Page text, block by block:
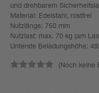
und drehbarem
Material: Edelstahl, rostfrei
Nutzlänge: 750 mm
Nutzlast: max. 70 kg (am
Unterste Beladungshöhe:
(Noch keine